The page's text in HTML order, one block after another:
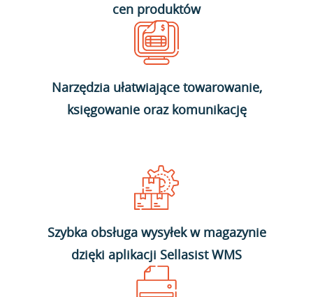
cen produktów
Narzędzia ułatwiające towarowanie,
księgowanie oraz komunikację
Szybka obsługa wysyłek w magazynie
dzięki aplikacji Sellasist WMS